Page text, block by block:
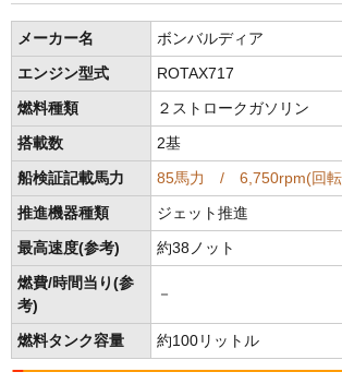
メーカー名 ボンバルディア
エンジン型式 ROTAX717
燃料種類 ２ストロークガソリン
搭載数 2基
船検証記載馬力 85馬力 / 6,750rpm(回転
推進機器種類 ジェット推進
最高速度(参考) 約38ノット
燃費/時間当り(参
考)
－
燃料タンク容量 約100リットル